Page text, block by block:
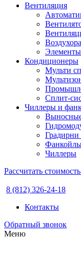
Вентиляция
Кондиционеры
Мульти
Сплит-
Чиллеры и
Градирни
Чиллеры
Рассчитать
8 (812) 326-24-18
Контакты
Обратный звонок
Меню